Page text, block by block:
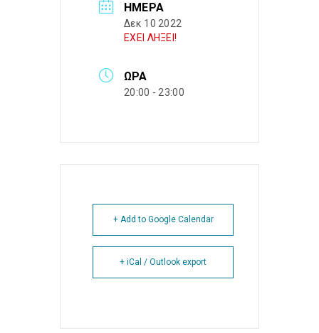
ΗΜΈΡΑ
Δεκ 10 2022
ΕΧΕΙ ΛΗΞΕΙ!
ΏΡΑ
20:00 - 23:00
+ Add to Google Calendar
+ iCal / Outlook export